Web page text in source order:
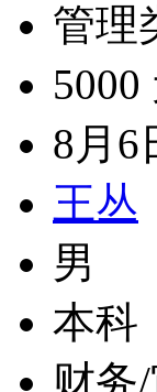
管理
5000
8月6
王丛
男
本科
财务